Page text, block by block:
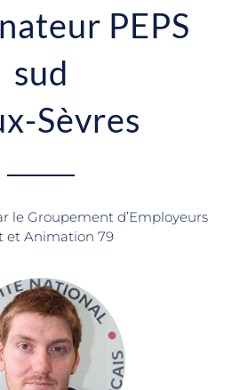
PEPS
sud
Sèvres
le Groupement d’Employeurs
et Animation 79